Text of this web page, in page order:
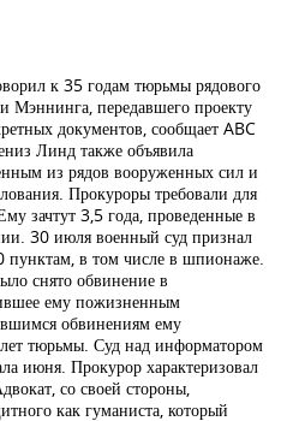
к 35 годам тюрьмы рядового
Мэннинга, передавшего проекту
документов, сообщает ABC
Линд также объявила
из рядов вооруженных сил и
Прокуроры требовали для
зачтут 3,5 года, проведенные в
30 июля военный суд признал
в том числе в шпионаже.
снято обвинение в
ему пожизненным
обвинениям ему
тюрьмы. Суд над информатором
июня. Прокурор характеризовал
со своей стороны,
как гуманиста, который